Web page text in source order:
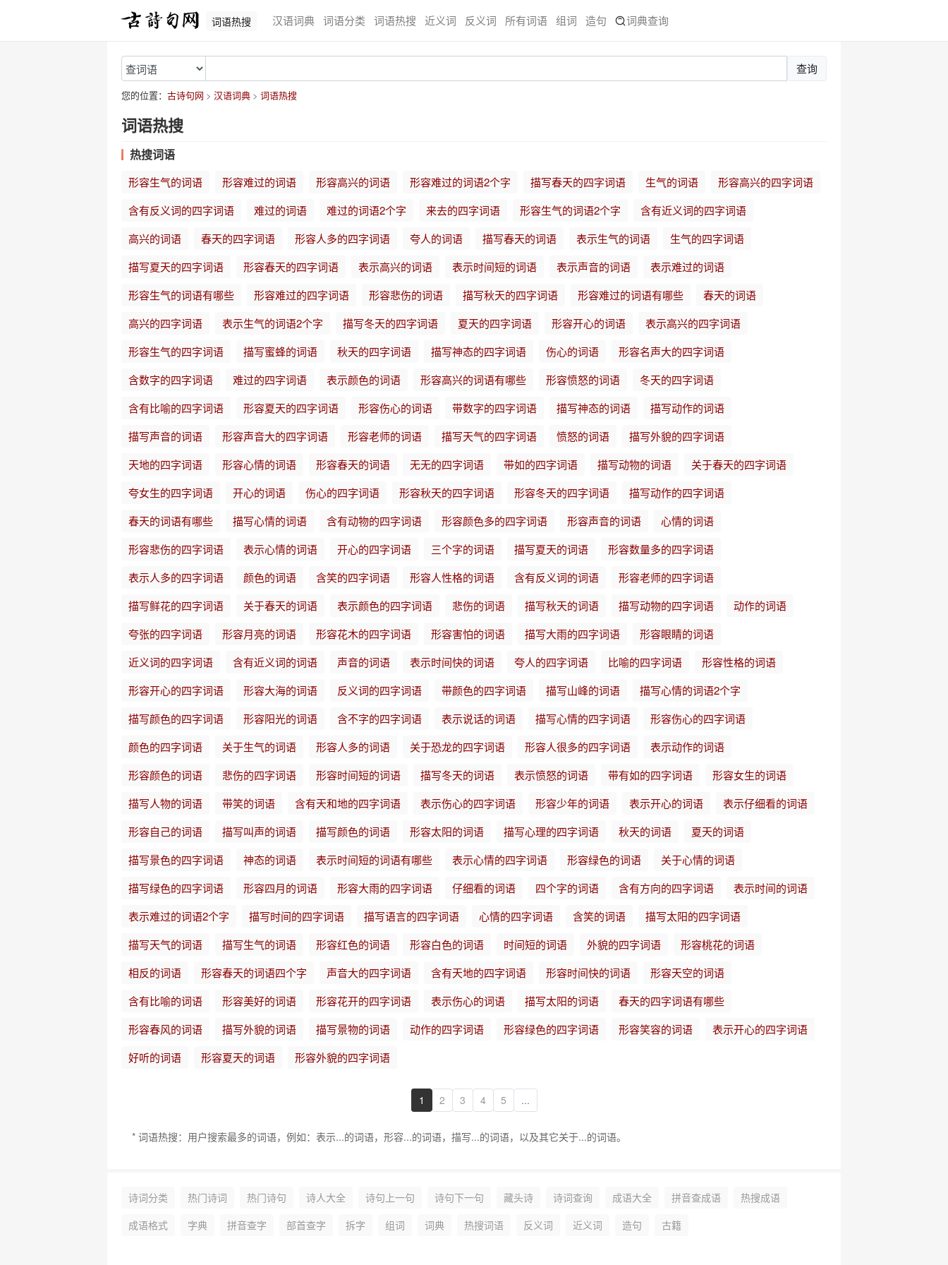
词语热搜 汉语词典 词语分类 词语热搜 近义词 反义词 所有词语 组词 造句 词典查询
查询
您的位置： 古诗句网 汉语词典 词语热搜
词语热搜
热搜词语
形容生气的词语 形容难过的词语 形容高兴的词语 形容难过的词语2个字 描写春天的四字词语 生气的词语
形容高兴的四字词语
含有反义词的四字词语
难过的词语 难过的词语2个字 来去的四字词语 形容生气的词语2个字
含有近义词的四字词语
高兴的词语
春天的四字词语 形容人多的四字词语 夸人的词语 描写春天的词语 表示生气的词语
生气的四字词语
描写夏天的四字词语
形容春天的四字词语 表示高兴的词语 表示时间短的词语 表示声音的词语
表示难过的词语
形容生气的词语有哪些
形容难过的四字词语 形容悲伤的词语 描写秋天的四字词语 形容难过的词语有哪些
春天的词语
高兴的四字词语
表示生气的词语2个字 描写冬天的四字词语 夏天的四字词语 形容开心的词语
表示高兴的四字词语
形容生气的四字词语
描写蜜蜂的词语 秋天的四字词语 描写神态的四字词语 伤心的词语
形容名声大的四字词语
含数字的四字词语
难过的四字词语 表示颜色的词语 形容高兴的词语有哪些 形容愤怒的词语
冬天的四字词语
含有比喻的四字词语
形容夏天的四字词语 形容伤心的词语 带数字的四字词语 描写神态的词语
描写动作的词语
描写声音的词语
形容声音大的四字词语 形容老师的词语 描写天气的四字词语 愤怒的词语
描写外貌的四字词语
天地的四字词语
形容心情的词语 形容春天的词语 无无的四字词语 带如的四字词语 描写动物的词语
关于春天的四字词语
夸女生的四字词语
开心的词语 伤心的四字词语 形容秋天的四字词语 形容冬天的四字词语
描写动作的四字词语
春天的词语有哪些
描写心情的词语 含有动物的四字词语 形容颜色多的四字词语 形容声音的词语
心情的词语
形容悲伤的四字词语
表示心情的词语 开心的四字词语 三个字的词语 描写夏天的词语
形容数量多的四字词语
表示人多的四字词语
颜色的词语 含笑的四字词语 形容人性格的词语 含有反义词的词语
形容老师的四字词语
描写鲜花的四字词语
关于春天的词语 表示颜色的四字词语 悲伤的词语 描写秋天的词语 描写动物的四字词语
动作的词语
夸张的四字词语
形容月亮的词语 形容花木的四字词语 形容害怕的词语 描写大雨的四字词语
形容眼睛的词语
近义词的四字词语
含有近义词的词语 声音的词语 表示时间快的词语 夸人的四字词语 比喻的四字词语
形容性格的词语
形容开心的四字词语
形容大海的词语 反义词的四字词语 带颜色的四字词语 描写山峰的词语
描写心情的词语2个字
描写颜色的四字词语
形容阳光的词语 含不字的四字词语 表示说话的词语 描写心情的四字词语
形容伤心的四字词语
颜色的四字词语
关于生气的词语 形容人多的词语 关于恐龙的四字词语 形容人很多的四字词语
表示动作的词语
形容颜色的词语
悲伤的四字词语 形容时间短的词语 描写冬天的词语 表示愤怒的词语 带有如的四字词语
形容女生的词语
描写人物的词语
带笑的词语 含有天和地的四字词语 表示伤心的四字词语 形容少年的词语 表示开心的词语
表示仔细看的词语
形容自己的词语
描写叫声的词语 描写颜色的词语 形容太阳的词语 描写心理的四字词语 秋天的词语
夏天的词语
描写景色的四字词语
神态的词语 表示时间短的词语有哪些 表示心情的四字词语 形容绿色的词语
关于心情的词语
描写绿色的四字词语
形容四月的词语 形容大雨的四字词语 仔细看的词语 四个字的词语 含有方向的四字词语
表示时间的词语
表示难过的词语2个字
描写时间的四字词语 描写语言的四字词语 心情的四字词语 含笑的词语
描写太阳的四字词语
描写天气的词语
描写生气的词语 形容红色的词语 形容白色的词语 时间短的词语 外貌的四字词语
形容桃花的词语
相反的词语
形容春天的词语四个字 声音大的四字词语 含有天地的四字词语 形容时间快的词语
形容天空的词语
含有比喻的词语
形容美好的词语 形容花开的四字词语 表示伤心的词语 描写太阳的词语
春天的四字词语有哪些
形容春风的词语
描写外貌的词语 描写景物的词语 动作的四字词语 形容绿色的四字词语 形容笑容的词语
表示开心的四字词语
好听的词语
形容夏天的词语 形容外貌的四字词语
1 2 3 4 5 ...
* 词语热搜：用户搜索最多的词语，例如：表示...的词语，形容...的词语，描写...的词语，以及其它关于...的词语。
诗词分类 热门诗词 热门诗句 诗人大全 诗句上一句 诗句下一句 藏头诗 诗词查询 成语大全 拼音查成语
热搜成语
成语格式
字典 拼音查字 部首查字 拆字 组词 词典 热搜词语 反义词 近义词 造句 古籍